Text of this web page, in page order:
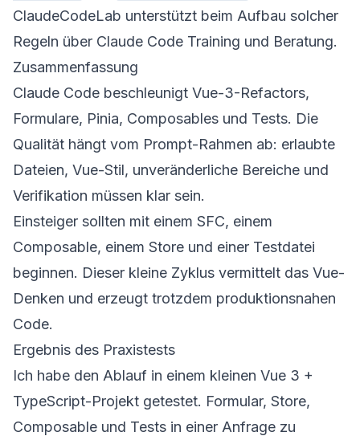
ClaudeCodeLab unterstützt beim Aufbau solcher
Regeln über Claude Code Training und Beratung.
Zusammenfassung
Claude Code beschleunigt Vue-3-Refactors,
Formulare, Pinia, Composables und Tests. Die
Qualität hängt vom Prompt-Rahmen ab: erlaubte
Dateien, Vue-Stil, unveränderliche Bereiche und
Verifikation müssen klar sein.
Einsteiger sollten mit einem SFC, einem
Composable, einem Store und einer Testdatei
beginnen. Dieser kleine Zyklus vermittelt das Vue-
Denken und erzeugt trotzdem produktionsnahen
Code.
Ergebnis des Praxistests
Ich habe den Ablauf in einem kleinen Vue 3 +
TypeScript-Projekt getestet. Formular, Store,
Composable und Tests in einer Anfrage zu